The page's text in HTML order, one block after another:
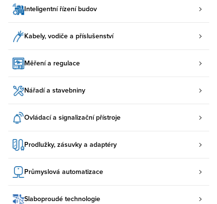
Inteligentní řízení budov
Kabely, vodiče a příslušenství
Měření a regulace
Nářadí a stavebniny
Ovládací a signalizační přístroje
Prodlužky, zásuvky a adaptéry
Průmyslová automatizace
Slaboproudé technologie